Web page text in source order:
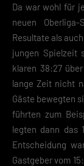
Da war wohl für
neuen
Resultate als
jungen Spielzeit
klaren 38:27
lange Zeit nicht
Gäste bewegten
führten zum
legten dann das
Entscheidung
Gastgeber vom